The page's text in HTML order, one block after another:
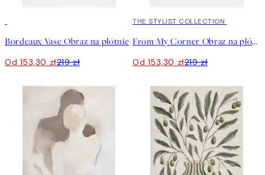
Bordeaux Vase Obraz na płótnie
Od 153,30 zł219 zł
30%*
THE STYLIST COLLECTION
From My Corner Obraz na płótnie
Od 153,30 zł219 zł